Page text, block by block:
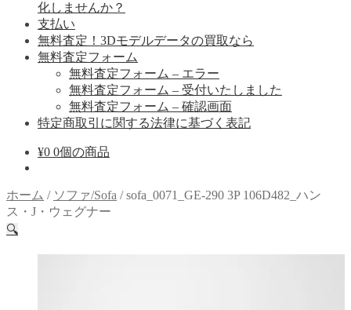
化しませんか？
支払い
無料査定！3Dモデルデータの買取なら
無料査定フォーム
無料査定フォーム – エラー
無料査定フォーム – 受付いたしました
無料査定フォーム – 確認画面
特定商取引に関する法律に基づく表記
¥0 0個の商品
ホーム / ソファ/Sofa /sofa_0071_GE-290 3P 106D482_ハン
ス・J・ウェグナー
🔍